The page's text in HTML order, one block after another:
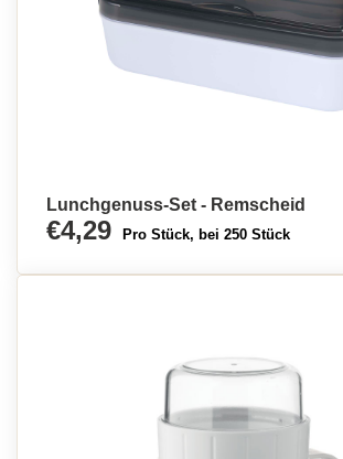
Lunchgenuss-Set - Remscheid
€4,29 Pro Stück, bei 250 Stück